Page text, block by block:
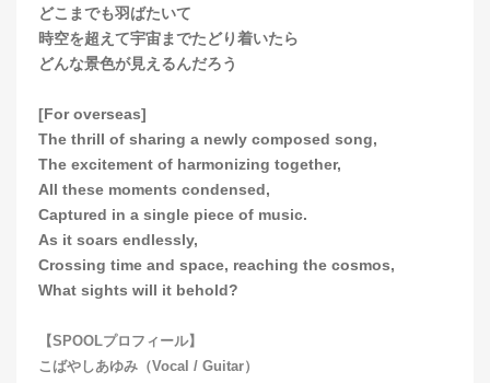
どこまでも羽ばたいて
時空を超えて宇宙までたどり着いたら
どんな景色が見えるんだろう
[For overseas]
The thrill of sharing a newly composed song,
The excitement of harmonizing together,
All these moments condensed,
Captured in a single piece of music.
As it soars endlessly,
Crossing time and space, reaching the cosmos,
What sights will it behold?
【SPOOLプロフィール】
こばやしあゆみ（Vocal / Guitar）